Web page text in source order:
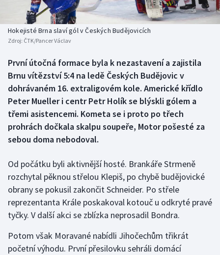
Basketbal
Biatlon
Box
Curling
Dostihy
Futsal
Golf
Gymnastika
Házená
Historické návraty
Aplikace ČT sport
Hokejisté Brna slaví gól v Českých Budějovicích
Zdroj: ČTK/Pancer Václav
První útočná formace byla k nezastavení a zajistila
Brnu vítězství 5:4 na ledě Českých Budějovic v
dohrávaném 16. extraligovém kole. Americké křídlo
Peter Mueller i centr Petr Holík se blýskli gólem a
třemi asistencemi. Kometa se i proto po třech
prohrách dočkala skalpu soupeře, Motor pošesté za
sebou doma nebodoval.
Od počátku byli aktivnější hosté. Brankáře Strmeně
rozchytal pěknou střelou Klepiš, po chybě budějovické
obrany se pokusil zakončit Schneider. Po střele
reprezentanta Krále poskakoval kotouč u odkryté pravé
tyčky. V další akci se zblízka neprosadil Bondra.
Potom však Moravané nabídli Jihočechům třikrát
početní výhodu. První přesilovku sehráli domácí